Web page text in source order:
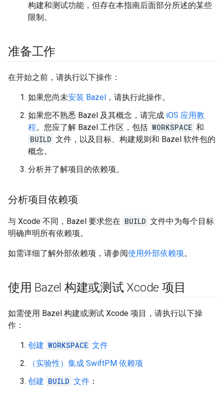
构建和测试功能，但存在本指南后面部分所述的某些
限制。
准备工作
在开始之前，请执行以下操作：
如果您尚未安装 Bazel ，请执行此操作。
如果您不熟悉 Bazel 及其概念，请完成 iOS 应用教
程。您应了解 Bazel 工作区，包括 WORKSPACE 和
BUILD 文件，以及目标、构建规则和 Bazel 软件包的
概念。
分析并了解项目的依赖项。
分析项目依赖项
与 Xcode 不同，Bazel 要求您在 BUILD 文件中为每个目标
明确声明所有依赖项。
如需详细了解外部依赖项，请参阅使用外部依赖项。
使用 Bazel 构建或测试 Xcode 项目
如需使用 Bazel 构建或测试 Xcode 项目，请执行以下操
作：
创建 WORKSPACE 文件
（实验性）集成 SwiftPM 依赖项
创建 BUILD 文件 ：